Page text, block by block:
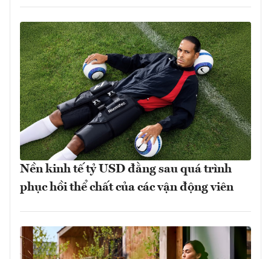
Nền kinh tế tỷ USD đằng sau quá trình
phục hồi thể chất của các vận động viên